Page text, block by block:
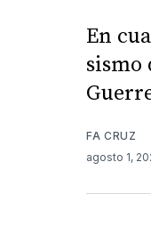
En
sismo
FA CRUZ
agosto 1,